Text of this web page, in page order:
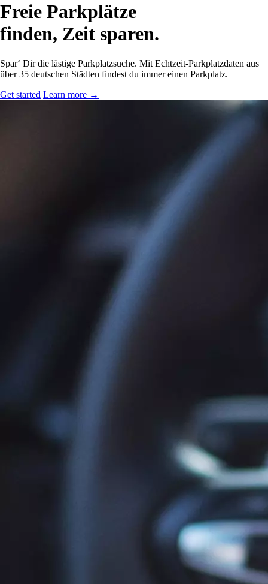
Freie Parkplätze
finden, Zeit sparen.
Spar‘ Dir die lästige Parkplatzsuche. Mit Echtzeit-Parkplatzdaten aus
über 35 deutschen Städten findest du immer einen Parkplatz.
Get started Learn more →